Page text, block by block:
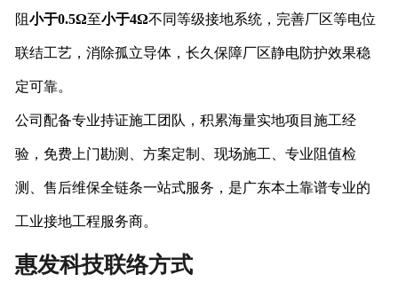
阻小于0.5Ω至小于4Ω不同等级接地系统，完善厂区等电位
联结工艺，消除孤立导体，长久保障厂区静电防护效果稳
定可靠。
公司配备专业持证施工团队，积累海量实地项目施工经
验，免费上门勘测、方案定制、现场施工、专业阻值检
测、售后维保全链条一站式服务，是广东本土靠谱专业的
工业接地工程服务商。
惠发科技联络方式